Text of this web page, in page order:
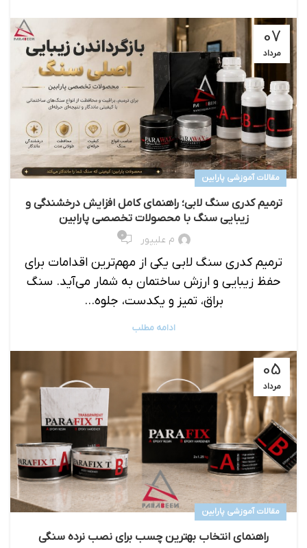
07
مرداد
مقالات آموزشی پارابین
ترمیم کدری سنگ لابی؛ راهنمای کامل افزایش درخشندگی و
زیبایی سنگ با محصولات تخصصی پارابین
م علیپور ۰
ترمیم کدری سنگ لابی یکی از مهم‌ترین اقدامات برای
حفظ زیبایی و ارزش ساختمان به شمار می‌آید. سنگ
براق، تمیز و یکدست، جلوه‌...
ادامه مطلب
05
مرداد
مقالات آموزشی پارابین
راهنمای انتخاب بهترین چسب برای نصب نرده‌ سنگی